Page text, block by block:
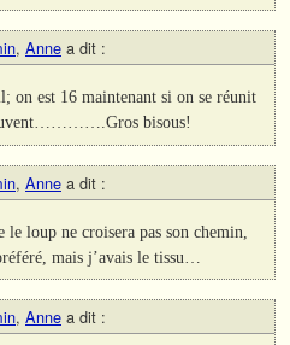
, Anne a dit :
on est 16 maintenant si on se réunit
bisous!
, Anne a dit :
le loup ne croisera pas son chemin,
mais j’avais le tissu…
, Anne a dit :